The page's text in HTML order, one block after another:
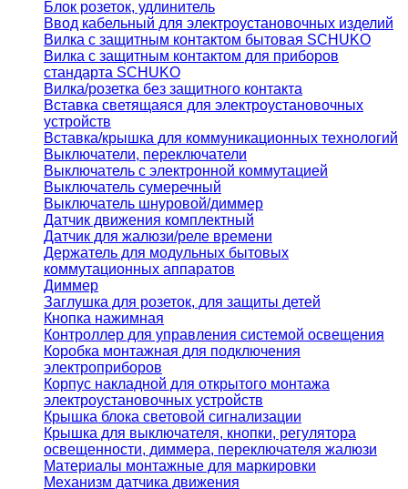
Блок розеток, удлинитель
Ввод кабельный для электроустановочных изделий
Вилка с защитным контактом бытовая SCHUKO
Вилка с защитным контактом для приборов
стандарта SCHUKO
Вилка/розетка без защитного контакта
Вставка светящаяся для электроустановочных
устройств
Вставка/крышка для коммуникационных технологий
Выключатели, переключатели
Выключатель с электронной коммутацией
Выключатель сумеречный
Выключатель шнуровой/диммер
Датчик движения комплектный
Датчик для жалюзи/реле времени
Держатель для модульных бытовых
коммутационных аппаратов
Диммер
Заглушка для розеток, для защиты детей
Кнопка нажимная
Контроллер для управления системой освещения
Коробка монтажная для подключения
электроприборов
Корпус накладной для открытого монтажа
электроустановочных устройств
Крышка блока световой сигнализации
Крышка для выключателя, кнопки, регулятора
освещенности, диммера, переключателя жалюзи
Материалы монтажные для маркировки
Механизм датчика движения